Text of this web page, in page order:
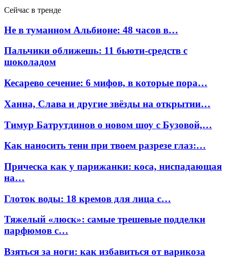
Сейчас в тренде
Не в туманном Альбионе: 48 часов в…
Пальчики оближешь: 11 бьюти-средств с
шоколадом
Кесарево сечение: 6 мифов, в которые пора…
Ханна, Слава и другие звёзды на открытии…
Тимур Батрутдинов о новом шоу с Бузовой,…
Как наносить тени при твоем разрезе глаз:…
Прическа как у парижанки: коса, ниспадающая
на…
Глоток воды: 18 кремов для лица с…
Тяжелый «люск»: самые трешевые подделки
парфюмов с…
Взяться за ноги: как избавиться от варикоза